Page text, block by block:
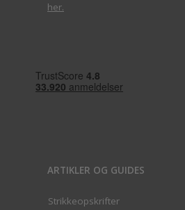
her.
ARTIKLER OG GUIDES
Strikkeopskrifter